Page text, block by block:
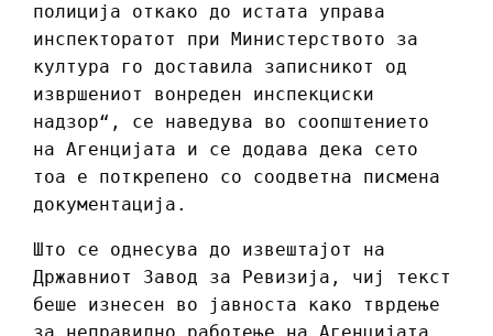
полиција откако до истата управа
инспекторатот при Министерството за
култура го доставила записникот од
извршениот вонреден инспекциски
надзор“, се наведува во соопштението
на Агенцијата и се додава дека сето
тоа е поткрепено со соодветна писмена
документација.
Што се однесува до извештајот на
Државниот Завод за Ревизија, чиј текст
беше изнесен во јавноста како тврдење